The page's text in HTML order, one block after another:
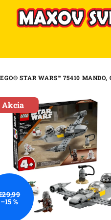
STAR WARS™ 75410
Akcia
–15 %